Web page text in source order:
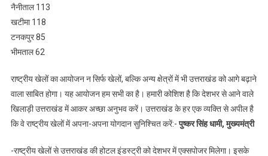
नैनीताल 113
खटीमा 118
टनकपुर 85
भीमताल 62
राष्ट्रीय खेलों का आयोजन न सिर्फ खेलों, बल्कि अन्य क्षेत्रों में भी उत्तराखंड को आगे बढ़ाने
वाला साबित होगा। यह आयोजन हम सभी का है। हमारी कोशिश है कि देशभर से आने वाले
खिलाड़ी उत्तराखंड में आकर अच्छा अनुभव करें। उत्तराखंड के हर एक व्यक्ति से अपील है
कि वे राष्ट्रीय खेलों में अपना-अपना योगदान सुनिश्चित करें:-पुष्कर सिंह धामी, मुख्यमंत्री
-राष्ट्रीय खेलों से उत्तराखंड की होटल इंडस्ट्री को देशभर में एक्सपोजर मिलेगा। इसके